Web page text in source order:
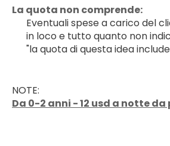
La quota non comprende:
Eventuali spese a carico del
in loco e tutto quanto non
"la quota di questa idea
NOTE:
Da 0-2 anni - 12 usd a notte